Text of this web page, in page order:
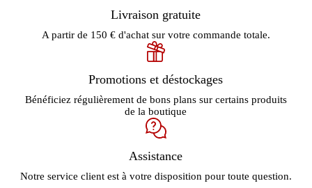
Livraison gratuite
A partir de 150 € d'achat sur votre commande totale.
Promotions et déstockages
Bénéficiez régulièrement de bons plans sur certains produits
de la boutique
Assistance
Notre service client est à votre disposition pour toute question.